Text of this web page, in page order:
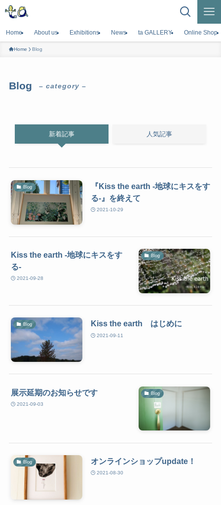
Home About us Exhibitions News ta GALLERY Online Shop
Home Blog
Blog – category –
新着記事 人気記事
Blog
『Kiss the earth -地球にキスをす
る-』を終えて
2021-10-29
Blog
Kiss the earth -地球にキスをす
る-
2021-09-28
Blog Kiss the earth はじめに
2021-09-11
Blog
展示延期のお知らせです
2021-09-03
Blog オンラインショップupdate！
2021-08-30